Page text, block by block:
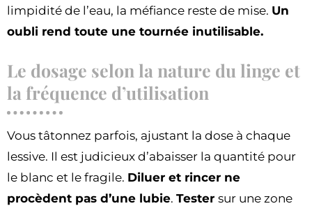
limpidité de l’eau, la méfiance reste de mise. Un
oubli rend toute une tournée inutilisable.
Le dosage selon la nature du linge et
la fréquence d’utilisation
Vous tâtonnez parfois, ajustant la dose à chaque
lessive. Il est judicieux d’abaisser la quantité pour
le blanc et le fragile. Diluer et rincer ne
procèdent pas d’une lubie. Tester sur une zone